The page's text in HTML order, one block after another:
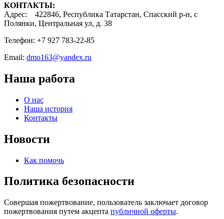
КОНТАКТЫ:
Адрес: 422846, Республика Татарстан, Спасский р-н, с
Полянки, Центральная ул, д. 38
Телефон: +7 927 783-22-85
Email: dmo163@yandex.ru
Наша работа
О нас
Наша история
Контакты
Новости
Как помочь
Политика безопасности
Совершая пожертвование, пользователь заключает договор
пожертвования путем акцепта публичной оферты.